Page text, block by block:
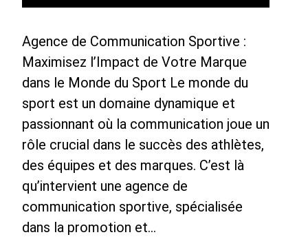
Agence de Communication Sportive :
Maximisez l’Impact de Votre Marque
dans le Monde du Sport Le monde du
sport est un domaine dynamique et
passionnant où la communication joue un
rôle crucial dans le succès des athlètes,
des équipes et des marques. C’est là
qu’intervient une agence de
communication sportive, spécialisée
dans la promotion et…